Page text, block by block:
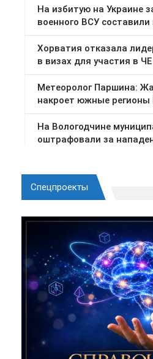
Спецпроекты